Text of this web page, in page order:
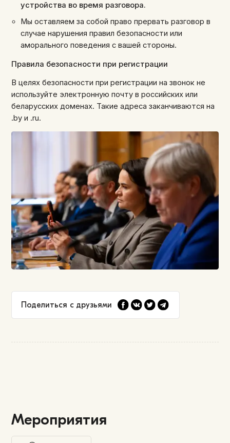
устройства во время разговора.
Мы оставляем за собой право прервать разговор в
случае нарушения правил безопасности или
аморального поведения с вашей стороны.
Правила безопасности при регистрации
В целях безопасности при регистрации на звонок не
используйте электронную почту в российских или
беларусских доменах. Такие адреса заканчиваются на
.by и .ru.
Поделиться с друзьями
Мероприятия